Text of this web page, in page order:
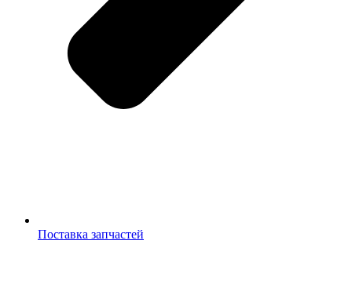
Поставка запчастей